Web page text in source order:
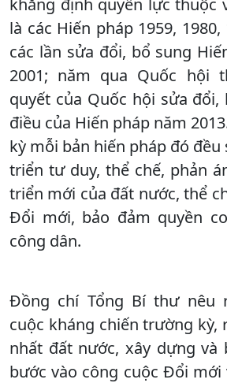
khẳng định quyền lực thuộc
là các Hiến pháp 1959, 1980,
các lần sửa đổi, bổ sung
2001; năm qua Quốc hội
quyết của Quốc hội sửa
điều của Hiến pháp năm
kỳ mỗi bản hiến pháp đó
triển tư duy, thể chế, phản
triển mới của đất nước, thể
Đổi mới, bảo đảm quyền
công dân.
Đồng chí Tổng Bí thư nêu
cuộc kháng chiến trường kỳ,
nhất đất nước, xây dựng và
bước vào công cuộc Đổi mới